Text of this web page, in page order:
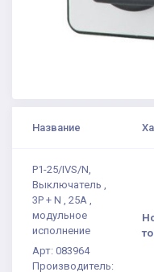
Название
P1-25/IVS/N,
Выключатель ,
3P + N , 25А ,
модульное
исполнение
Арт: 083964
Производитель: